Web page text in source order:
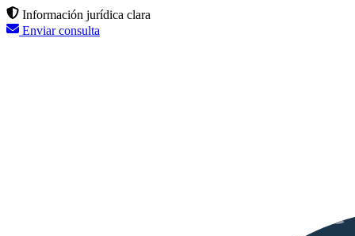
Información jurídica clara
Enviar consulta